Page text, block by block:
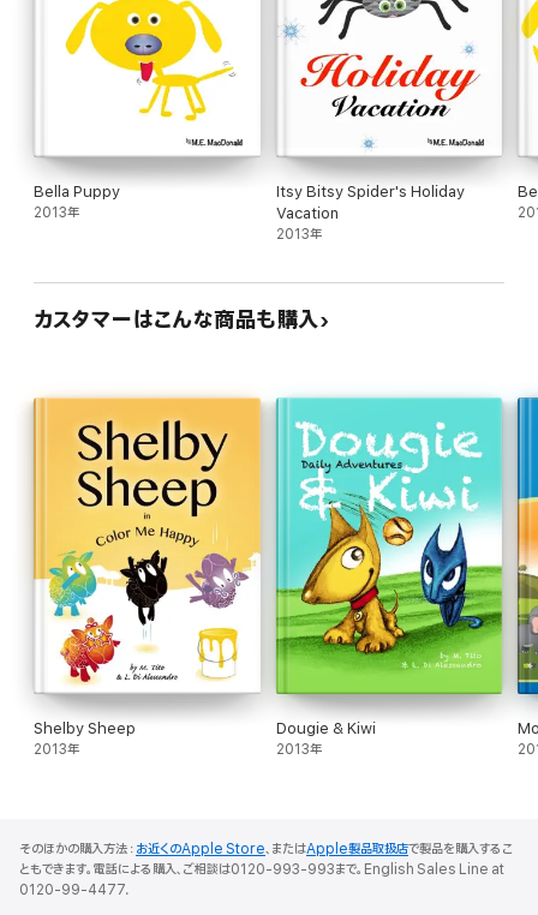
Bella Puppy
2013年
Itsy Bitsy Spider's Holiday
Vacation
2013年
カスタマーはこんな商品も購入
Shelby Sheep
2013年
Dougie & Kiwi
2013年
そのほかの購入方法： お近くのApple Store、またはApple製品取扱店で製品を購入するこ
ともできます。電話による購入、ご相談は0120-993-993まで。English Sales Line at
0120-99-4477.